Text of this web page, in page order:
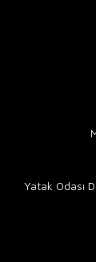
Yatak Odası